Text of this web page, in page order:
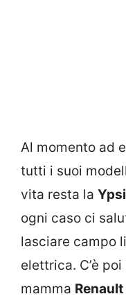
Al momento ad
tutti i suoi
vita resta la
ogni caso ci
lasciare campo
elettrica. C’è poi
mamma Renault